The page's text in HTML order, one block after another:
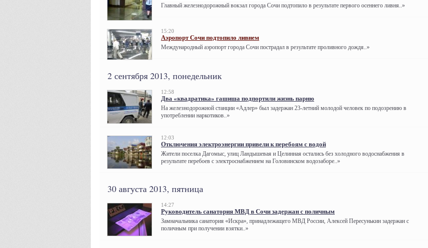
Главный железнодорожный вокзал города Сочи подтопило в результате первого осеннего ливня..»
15:20
Аэропорт Сочи подтопило ливнем
Международный аэропорт города Сочи пострадал в результате проливного дождя..»
2 сентября 2013, понедельник
12:58
Два «квадратика» гашиша подпортили жизнь парню
На железнодорожной станции «Адлер» был задержан 23-летний молодой человек по подозрению в
употреблении наркотиков..»
12:03
Отключения электроэнергии привели к перебоям с водой
Жители поселка Дагомыс, улиц Ландышевая и Целинная остались без холодного водоснабжения в
результате перебоев с электроснабжением на Головинском водозаборе..»
30 августа 2013, пятница
14:27
Руководитель санатория МВД в Сочи задержан с поличным
Замначальника санатория «Искра», принадлежащего МВД России, Алексей Пересунькин задержан с
поличным при получении взятки..»